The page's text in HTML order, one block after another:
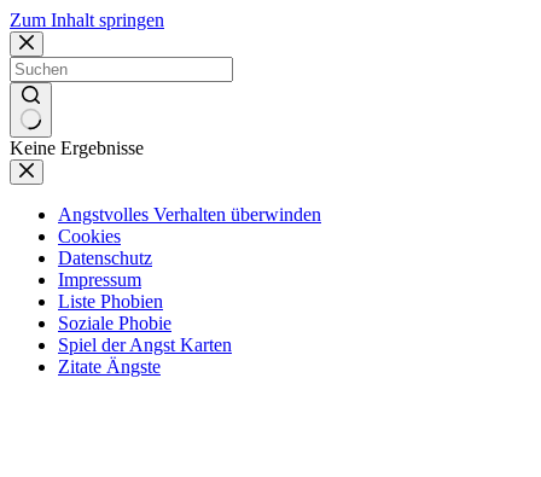
Zum Inhalt springen
Keine Ergebnisse
Angstvolles Verhalten überwinden
Cookies
Datenschutz
Impressum
Liste Phobien
Soziale Phobie
Spiel der Angst Karten
Zitate Ängste